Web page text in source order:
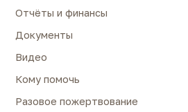
Отчёты и финансы
Документы
Видео
Кому помочь
Разовое пожертвование